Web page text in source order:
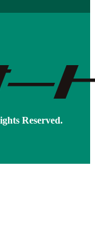
Reserved.